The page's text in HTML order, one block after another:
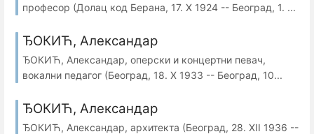
професор (Долац код Берана, 17. Х 1924 -- Београд, 1. ...
ЂОКИЋ, Александар
ЂОКИЋ, Александар, оперски и концертни певач,
вокални педагог (Београд, 18. X 1933 -- Београд, 10...
ЂОКИЋ, Александар
ЂОКИЋ, Александар, архитекта (Београд, 28. XII 1936 --